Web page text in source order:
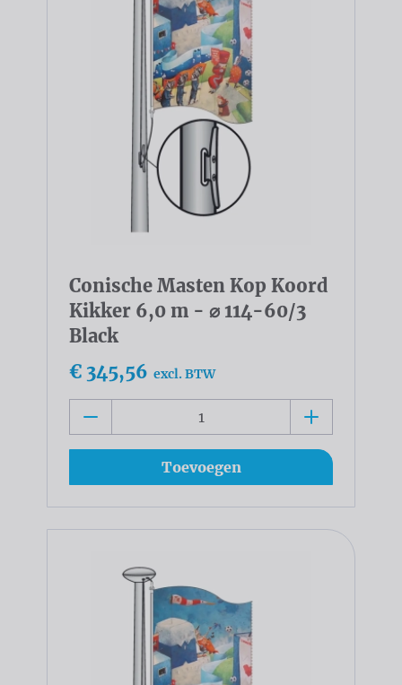
Conische Masten Kop Koord
Kikker 6,0 m - ⌀ 114-60/3
Black
€ 345,56 excl. BTW
Toevoegen